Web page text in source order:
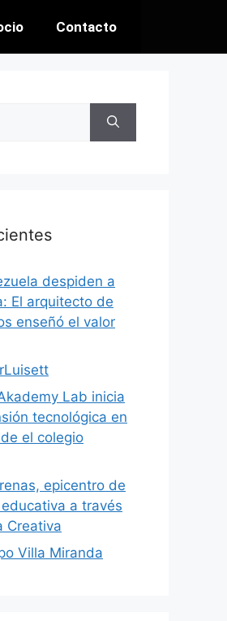
Contacto
despiden a
El arquitecto de
enseñó el valor
Lab inicia
tecnológica en
el colegio
epicentro de
a través
Creativa
Villa Miranda